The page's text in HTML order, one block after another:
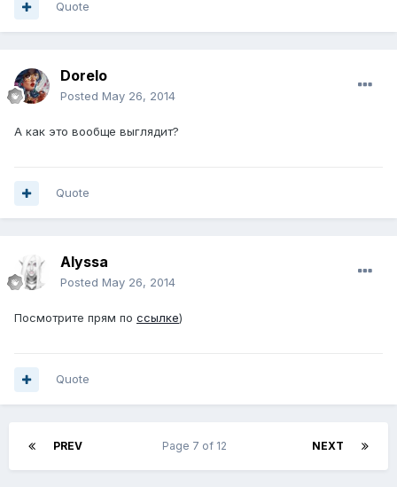
Quote
Dorelo
Posted May 26, 2014
А как это вообще выглядит?
Quote
Alyssa
Posted May 26, 2014
Посмотрите прям по ссылке)
Quote
PREV NEXT
Page 7 of 12